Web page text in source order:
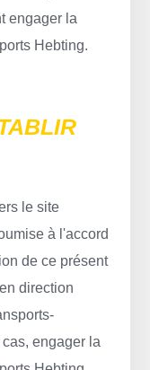
engager la
Hebting.
le site
à l'accord
de ce présent
direction
engager la